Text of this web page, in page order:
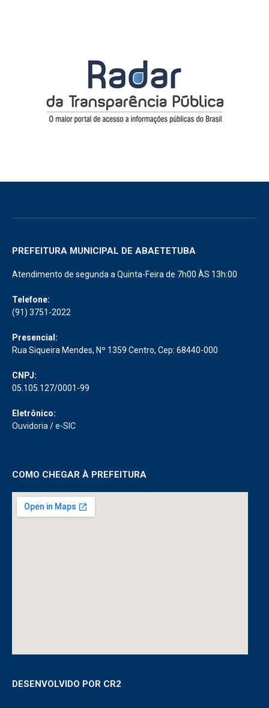
PREFEITURA MUNICIPAL DE ABAETETUBA
Atendimento de segunda a Quinta-Feira de 7h00 ÀS 13h:00
Telefone:
(91) 3751-2022
Presencial:
Rua Siqueira Mendes, Nº 1359 Centro, Cep: 68440-000
CNPJ:
05.105.127/0001-99
Eletrônico:
Ouvidoria /e-SIC
COMO CHEGAR À PREFEITURA
DESENVOLVIDO POR CR2